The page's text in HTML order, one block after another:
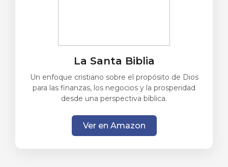
La Santa Biblia
Un enfoque cristiano sobre el propósito de Dios
para las finanzas, los negocios y la prosperidad
desde una perspectiva bíblica.
Ver en Amazon